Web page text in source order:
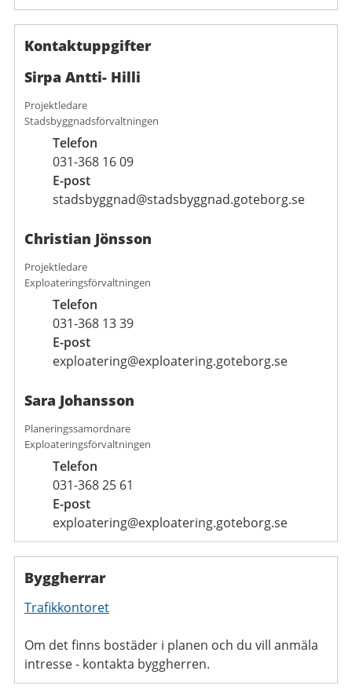
Kontaktuppgifter
Sirpa Antti- Hilli
Projektledare
Stadsbyggnadsförvaltningen
Telefon
031-368 16 09
E-post
stadsbyggnad@stadsbyggnad.goteborg.se
Christian Jönsson
Projektledare
Exploateringsförvaltningen
Telefon
031-368 13 39
E-post
exploatering@exploatering.goteborg.se
Sara Johansson
Planeringssamordnare
Exploateringsförvaltningen
Telefon
031-368 25 61
E-post
exploatering@exploatering.goteborg.se
Byggherrar
Trafikkontoret
Om det finns bostäder i planen och du vill anmäla
intresse - kontakta byggherren.